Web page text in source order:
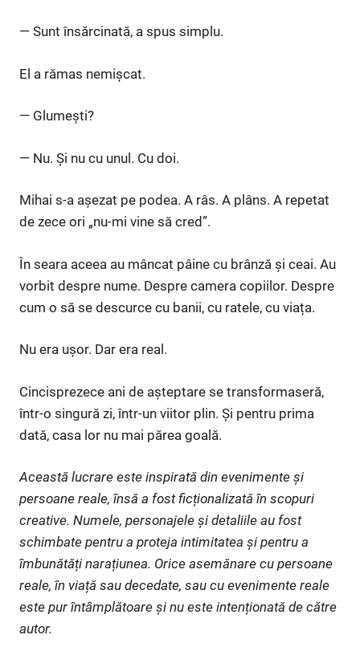
— Sunt însărcinată, a spus simplu.
El a rămas nemișcat.
— Glumești?
— Nu. Și nu cu unul. Cu doi.
Mihai s-a așezat pe podea. A râs. A plâns. A repetat
de zece ori „nu-mi vine să cred”.
În seara aceea au mâncat pâine cu brânză și ceai. Au
vorbit despre nume. Despre camera copiilor. Despre
cum o să se descurce cu banii, cu ratele, cu viața.
Nu era ușor. Dar era real.
Cincisprezece ani de așteptare se transformaseră,
într-o singură zi, într-un viitor plin. Și pentru prima
dată, casa lor nu mai părea goală.
Această lucrare este inspirată din evenimente și
persoane reale, însă a fost ficționalizată în scopuri
creative. Numele, personajele și detaliile au fost
schimbate pentru a proteja intimitatea și pentru a
îmbunătăți narațiunea. Orice asemănare cu persoane
reale, în viață sau decedate, sau cu evenimente reale
este pur întâmplătoare și nu este intenționată de către
autor.